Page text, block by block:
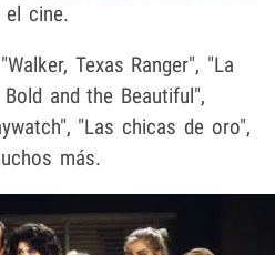
el cine.
Texas Ranger", "La
and the Beautiful",
"Las chicas de oro",
más.